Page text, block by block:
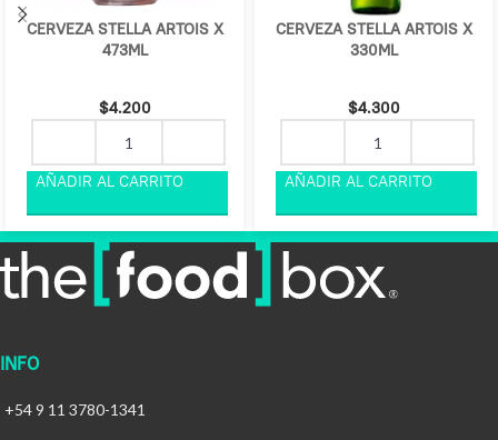
CERVEZA STELLA ARTOIS X
473ML
$4.200
CERVEZA STELLA ARTOIS X
330ML
$4.300
INFO
+54 9 11 3780-1341